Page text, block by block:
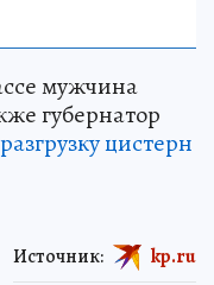
мужчина
губернатор
цистерн
Источник: kp.ru